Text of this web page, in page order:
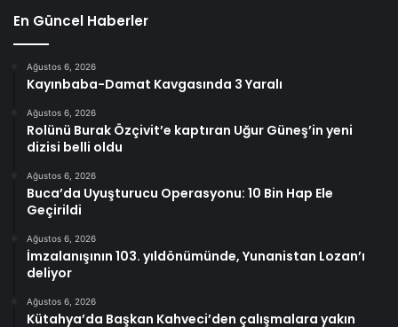
En Güncel Haberler
Ağustos 6, 2026
Kayınbaba-Damat Kavgasında 3 Yaralı
Ağustos 6, 2026
Rolünü Burak Özçivit’e kaptıran Uğur Güneş’in yeni
dizisi belli oldu
Ağustos 6, 2026
Buca’da Uyuşturucu Operasyonu: 10 Bin Hap Ele
Geçirildi
Ağustos 6, 2026
İmzalanışının 103. yıldönümünde, Yunanistan Lozan’ı
deliyor
Ağustos 6, 2026
Kütahya’da Başkan Kahveci’den çalışmalara yakın